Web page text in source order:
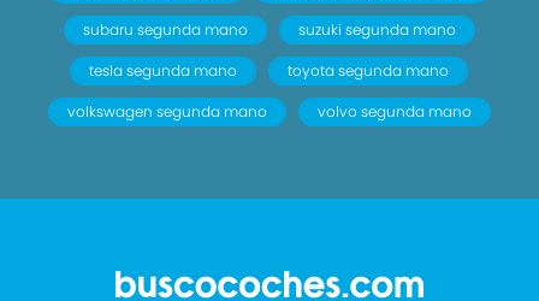
subaru segunda mano
suzuki segunda mano
tesla segunda mano
toyota segunda mano
volkswagen segunda mano
volvo segunda mano